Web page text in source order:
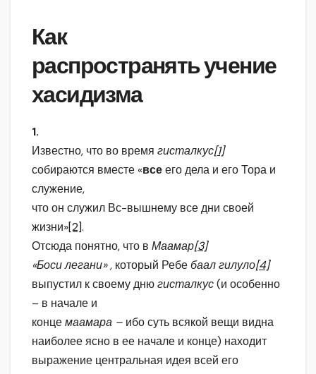
Как
распространять учение
хасидизма
1.
Известно, что во время гисталкус[1]
собираются вместе «всеего дела и его Тора и
служение,
что он служил Вс-вышнему все дни своей
жизни»[2].
Отсюда понятно, что в Маамар[3]
«Боси легани» , который Ребебаал гилуло[4]
выпустил к своему днюгисталкус(и особенно
– в начале и
концемаамара – ибо суть всякой вещи видна
наиболее ясно в ее начале и конце) находит
выражение центральная идея всей его